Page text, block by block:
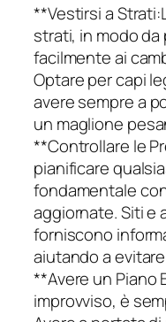
**Vestirsi a
strati, in modo
facilmente ai
Optare per capi
avere sempre a
un maglione
**Controllare le
pianificare
fondamentale
aggiornate. Siti e
forniscono
aiutando a
**Avere un Piano
improvviso, è